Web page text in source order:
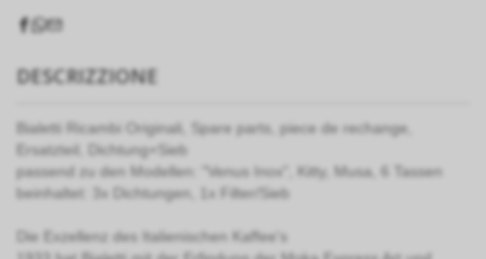
DESCRIZZIONE
Bialetti Ricambi Originali, Spare parts, piece de rechange,
Ersatzteil, Dichtung+Sieb
passend zu den Modellen: "Venus Inox", Kitty, Musa, 6 Tassen
beinhaltet: 3x Dichtungen, 1x Filter/Sieb
Die Exzellenz des Italienischen Kaffee's